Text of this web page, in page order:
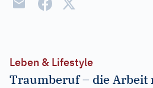
Leben & Lifestyle
Traumberuf – die Arbeit